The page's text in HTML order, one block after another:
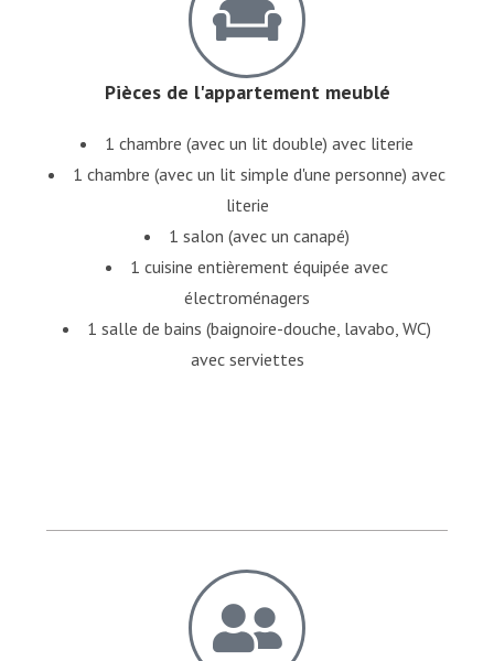
Pièces de l'appartement meublé
1 chambre (avec un lit double) avec literie
1 chambre (avec un lit simple d'une personne) avec
literie
1 salon (avec un canapé)
1 cuisine entièrement équipée avec
électroménagers
1 salle de bains (baignoire-douche, lavabo, WC)
avec serviettes